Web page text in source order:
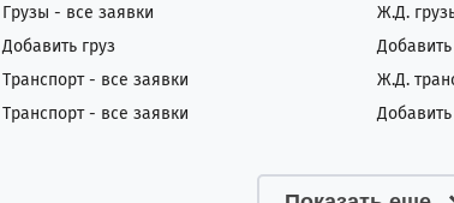
Грузы - все заявки
Добавить груз
Транспорт - все заявки
Транспорт - все заявки
Ж.Д.
Добавить
Ж.Д.